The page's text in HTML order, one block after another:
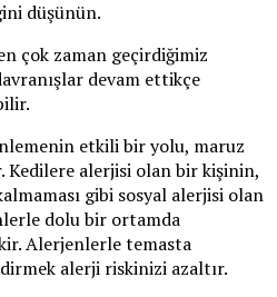
düşünün.
çok zaman geçirdiğimiz
devam ettikçe
etkili bir yolu, maruz
Kedilere alerjisi olan bir kişinin,
gibi sosyal alerjisi olan
dolu bir ortamda
Alerjenlerle temasta
alerji riskinizi azaltır.